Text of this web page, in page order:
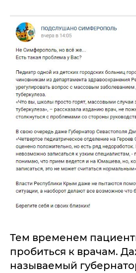
Тем временем
пробиться к врачам.
называемый